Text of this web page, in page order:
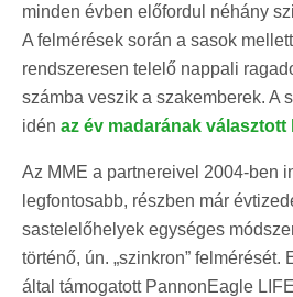
minden évben előfordul néhány
A felmérések során a sasok
rendszeresen telelő nappali
számba veszik a szakemberek. A
idén az év madarának
Az MME a partnereivel 2004-ben
legfontosabb, részben már
sastelelőhelyek egységes
történő, ún. „szinkron”
által támogatott PannonEagle